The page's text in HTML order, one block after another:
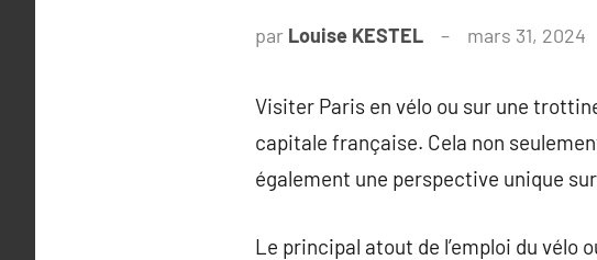
par Louise KESTEL mars 31, 2024
Visiter Paris en vélo ou sur une
capitale française. Cela non
également une perspective unique
Le principal atout de l’emploi du vélo